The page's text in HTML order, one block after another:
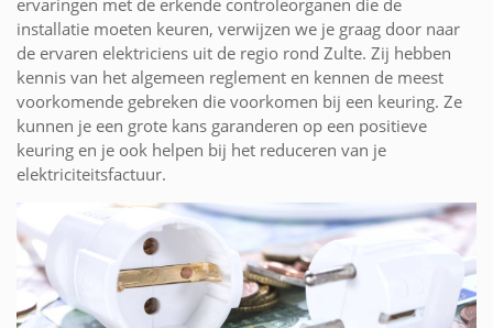
ervaringen met de erkende controleorganen die de
installatie moeten keuren, verwijzen we je graag door naar
de ervaren elektriciens uit de regio rond Zulte. Zij hebben
kennis van het algemeen reglement en kennen de meest
voorkomende gebreken die voorkomen bij een keuring. Ze
kunnen je een grote kans garanderen op een positieve
keuring en je ook helpen bij het reduceren van je
elektriciteitsfactuur.